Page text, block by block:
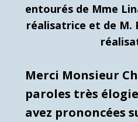
entourés de Mme
réalisatrice et de M.
Merci Monsieur
paroles très
avez prononcées